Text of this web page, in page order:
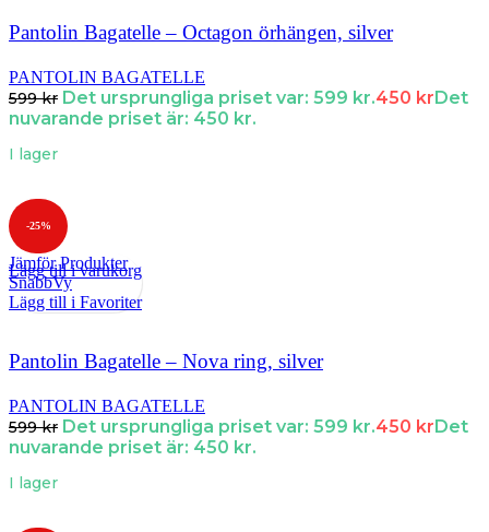
Pantolin Bagatelle – Octagon örhängen, silver
PANTOLIN BAGATELLE
599kr Det ursprungliga priset var: 599 kr.450 kr Det
nuvarande priset är: 450 kr.
I lager
-25%
Jämför Produkter
SnabbVy
Lägg till i Favoriter
Lägg till i varukorg
Pantolin Bagatelle – Nova ring, silver
PANTOLIN BAGATELLE
599kr Det ursprungliga priset var: 599 kr.450 krDet
nuvarande priset är: 450 kr.
I lager